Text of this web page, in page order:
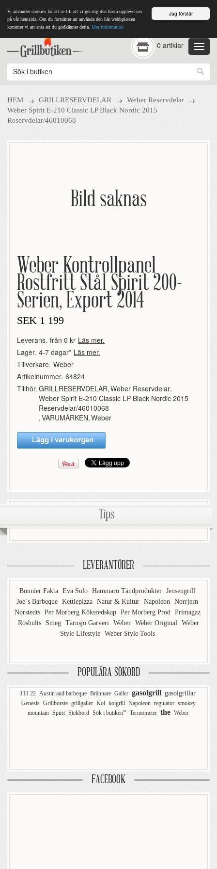
Jag förstår
Vi använder cookies för att se till att vi ger dig den bästa upplevelsen
på vår hemsida. Om du fortsätter att använda den här webbplatsen
kommer vi att anta att du godkänner detta. Mer information
0 artiklar
HEM → GRILLRESERVDELAR → Weber Reservdelar →
Weber Spirit E-210 Classic LP Black Nordic 2015
Reservdelar/46010068
Bild saknas
Weber Kontrollpanel
Rostfritt Stål Spirit 200-
Serien, Export 2014
SEK 1 199
Leverans. från 0 kr Läs mer.
Lager. 4-7 dagar* Läs mer.
Tillverkare. Weber
Artikelnummer. 64824
Tillhör. GRILLRESERVDELAR,Weber Reservdelar,
Weber Spirit E-210 Classic LP Black Nordic 2015
Reservdelar/46010068
,VARUMÄRKEN,Weber
Tips
LEVERANTÖRER
Bonnier Fakta Eva Solo Hammarö Tändprodukter Jensengrill
Joe´s Barbeque Kettlepizza Natur & Kultur Napoleon Norrjern
Norstedts Per Morberg Köksredskap Per Morberg Prod Primagaz
Röshults
Smeg Tärnsjö Garveri Weber Weber Original Weber
Style Lifestyle Weber Style Tools
POPULÄRA SÖKORD
111 22 Austin and barbeque Brännare Galler gasolgrill gasolgrillar
Genesis Grillborste grillgaller Kol kolgrill Napoleon regulator smokey
mountain Spirit Stekbord Sök i butiken'" Termometer the Weber
FACEBOOK